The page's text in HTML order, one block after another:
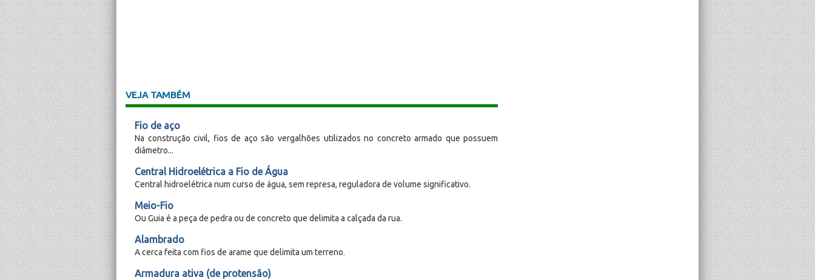
VEJA TAMBÉM
Fio de aço
Na construção civil, fios de aço são vergalhões utilizados no concreto armado que possuem
diâmetro...
Central Hidroelétrica a Fio de Água
Central hidroelétrica num curso de água, sem represa, reguladora de volume significativo.
Meio-Fio
Ou Guia é a peça de pedra ou de concreto que delimita a calçada da rua.
Alambrado
A cerca feita com fios de arame que delimita um terreno.
Armadura ativa (de protensão)